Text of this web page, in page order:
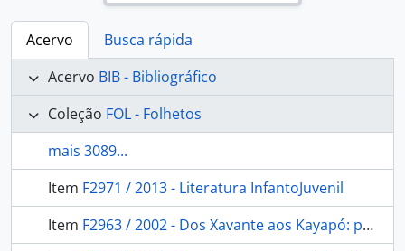
Acervo
Busca rápida
Acervo BIB - Bibliográfico
Coleção FOL - Folhetos
mais 3089...
Item F2971 / 2013 - Literatura InfantoJuvenil
Item F2963 / 2002 - Dos Xavante aos Kayapó: políticas de pacificação e territorialização de povos indígenas (1940-1960).